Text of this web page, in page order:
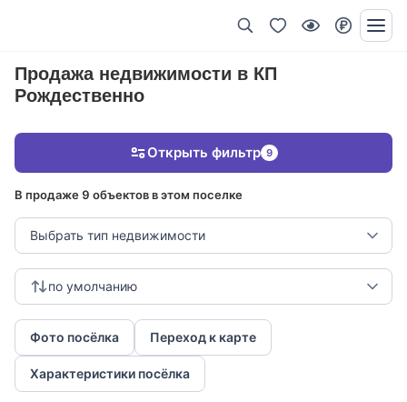
Продажа недвижимости в КП
Рождественно
В продаже 9 объектов в этом поселке
Выбрать тип недвижимости
по умолчанию
Фото посёлка Переход к карте
Характеристики посёлка
Открыть фильтр 9